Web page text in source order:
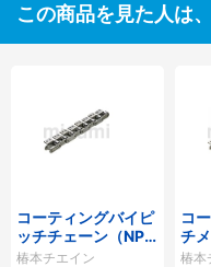
この商品を見た人は
コーティングバイピ
ッチチェーン（NP
仕様）
椿本チエイン
コ
チ
ェ
椿本